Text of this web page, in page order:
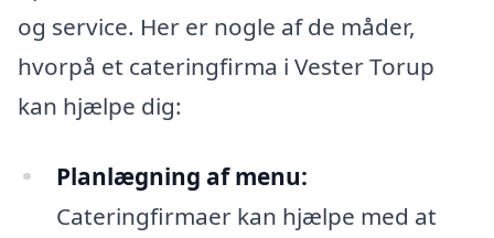
og service. Her er nogle af de måder,
hvorpå et cateringfirma i Vester Torup
kan hjælpe dig:
Planlægning af menu:
Cateringfirmaer kan hjælpe med at